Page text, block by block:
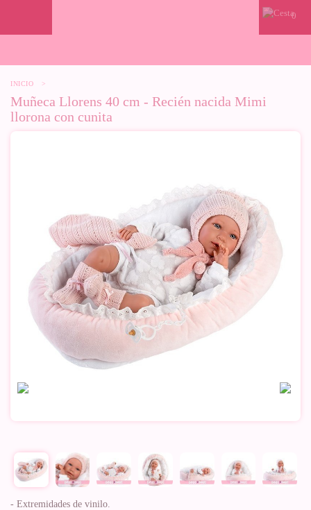
0
INICIO >
Muñeca Llorens 40 cm - Recién nacida Mimi
llorona con cunita
- Extremidades de vinilo.